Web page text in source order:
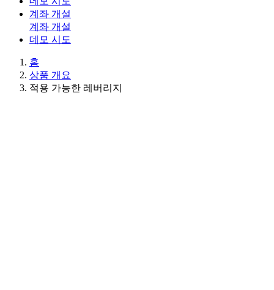
계좌 개설
계좌 개설
데모 시도
홈
상품 개요
적용 가능한 레버리지